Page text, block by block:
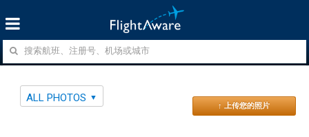
ALL PHOTOS
↑ 上传您的照片